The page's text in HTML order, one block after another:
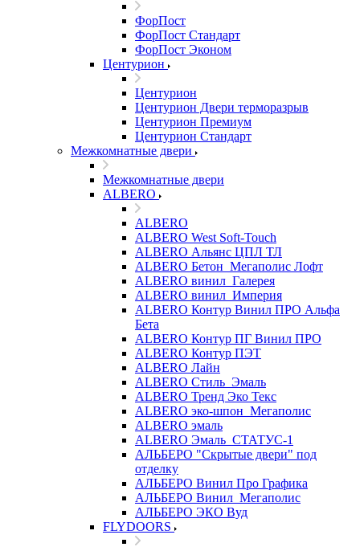
ФорПост
ФорПост Стандарт
ФорПост Эконом
Центурион
Центурион
Центурион Двери терморазрыв
Центурион Премиум
Центурион Стандарт
Межкомнатные двери
Межкомнатные двери
ALBERO
ALBERO
ALBERO West Soft-Touch
ALBERO Альянс ЦПЛ ТЛ
ALBERO Бетон_Мегаполис Лофт
ALBERO винил_Галерея
ALBERO винил_Империя
ALBERO Контур Винил ПРО Альфа
Бета
ALBERO Контур ПГ Винил ПРО
ALBERO Контур ПЭТ
ALBERO Лайн
ALBERO Стиль_Эмаль
ALBERO Тренд Эко Текс
ALBERO эко-шпон_Мегаполис
ALBERO эмаль
ALBERO Эмаль_СТАТУС-1
АЛЬБЕРО "Скрытые двери" под
отделку
АЛЬБЕРО Винил Про Графика
АЛЬБЕРО Винил_Мегаполис
АЛЬБЕРО ЭКО Вуд
FLYDOORS